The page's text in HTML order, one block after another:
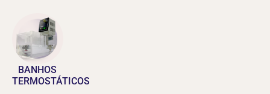
BANHOS
TERMOSTÁTICOS